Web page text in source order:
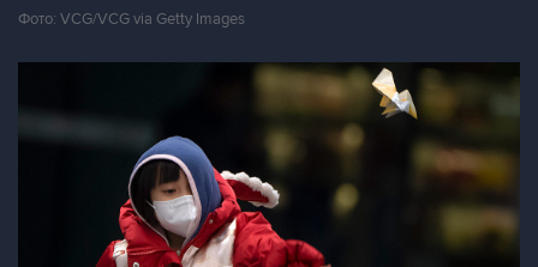
Фото: VCG/VCG via Getty Images